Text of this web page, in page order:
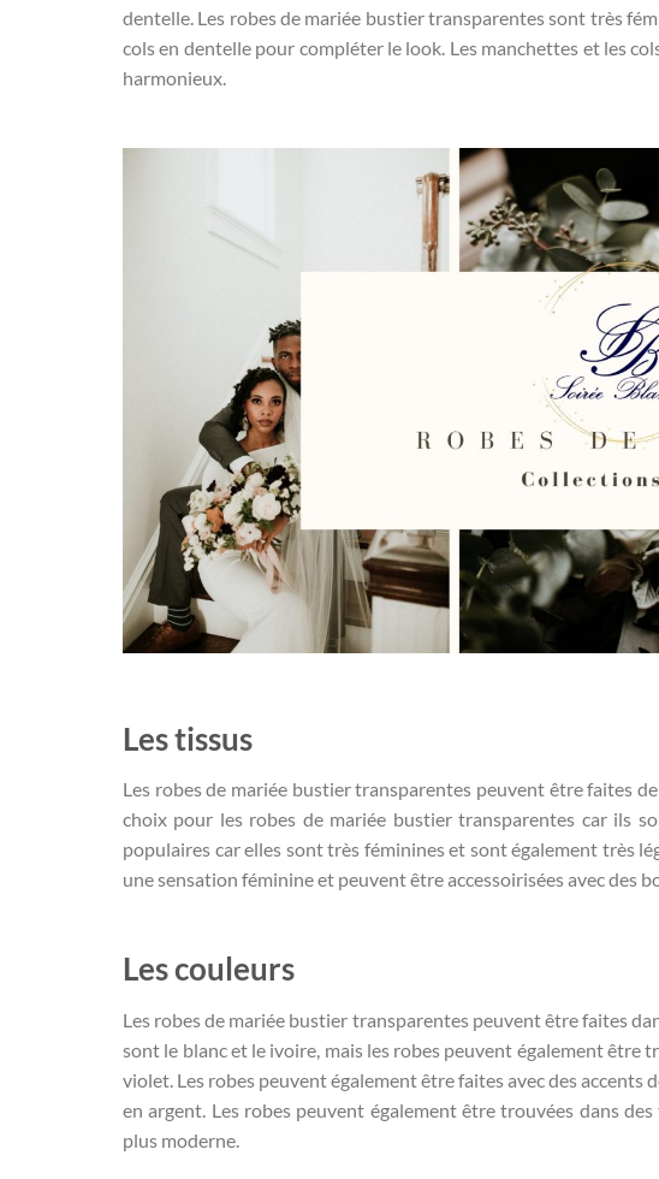
dentelle. Les robes de mariée bustier transparentes sont très
cols en dentelle pour compléter le look. Les manchettes et les
harmonieux.
Les tissus
Les robes de mariée bustier transparentes peuvent être faites
choix pour les robes de mariée bustier transparentes car ils
populaires car elles sont très féminines et sont également très
une sensation féminine et peuvent être accessoirisées avec des
Les couleurs
Les robes de mariée bustier transparentes peuvent être faites
sont le blanc et le ivoire, mais les robes peuvent également être
violet. Les robes peuvent également être faites avec des
en argent. Les robes peuvent également être trouvées dans
plus moderne.